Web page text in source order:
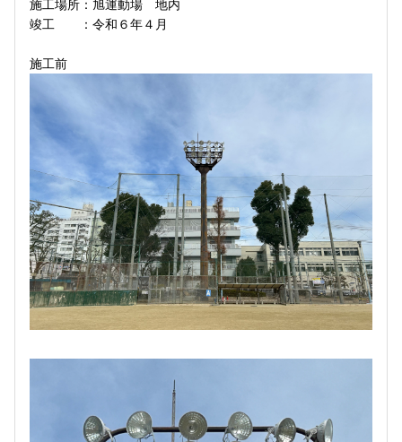
施工場所：旭運動場 地内
竣工 ：令和６年４月
施工前